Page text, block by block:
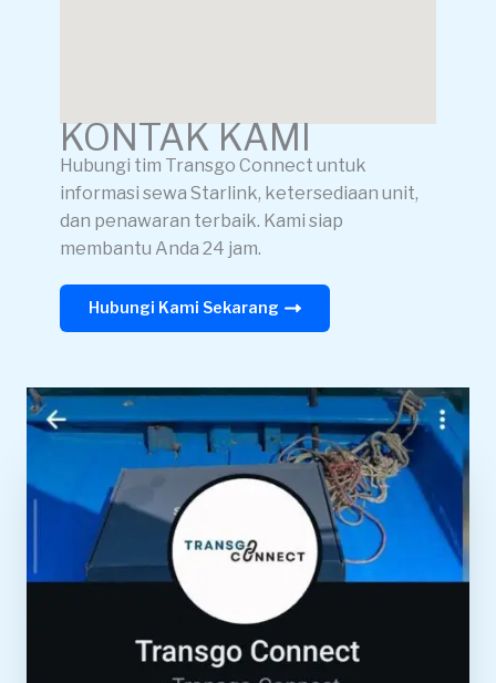
KONTAK KAMI
Hubungi tim Transgo Connect untuk
informasi sewa Starlink, ketersediaan unit,
dan penawaran terbaik. Kami siap
membantu Anda 24 jam.
Hubungi Kami Sekarang